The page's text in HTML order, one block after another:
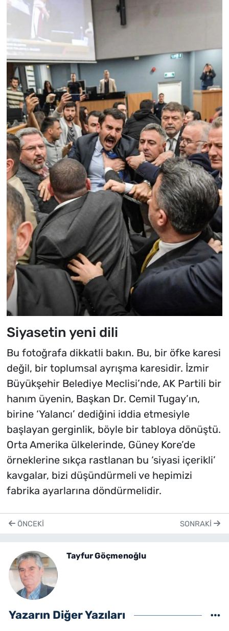
Siyasetin yeni dili
Bu fotoğrafa dikkatli bakın. Bu, bir öfke karesi
değil, bir toplumsal ayrışma karesidir. İzmir
Büyükşehir Belediye Meclisi’nde, AK Partili bir
hanım üyenin, Başkan Dr. Cemil Tugay’ın,
birine ‘Yalancı’ dediğini iddia etmesiyle
başlayan gerginlik, böyle bir tabloya dönüştü.
Orta Amerika ülkelerinde, Güney Kore’de
örneklerine sıkça rastlanan bu ‘siyasi içerikli’
kavgalar, bizi düşündürmeli ve hepimizi
fabrika ayarlarına döndürmelidir.
ÖNCEKI SONRAKI
Tayfur Göçmenoğlu
Yazarın Diğer Yazıları